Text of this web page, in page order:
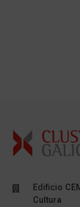
Edificio
Cultura